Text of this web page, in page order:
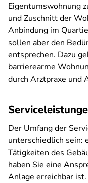
Eigentumswohnung
und Zuschnitt der
Anbindung im
sollen aber den
entsprechen. Dazu
barrierearme
durch Arztpraxe und
Der Umfang der
unterschiedlich sein:
Tätigkeiten des
haben Sie eine
Anlage erreichbar